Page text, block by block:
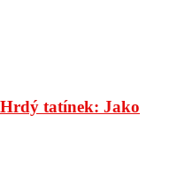
tatínek: Jako